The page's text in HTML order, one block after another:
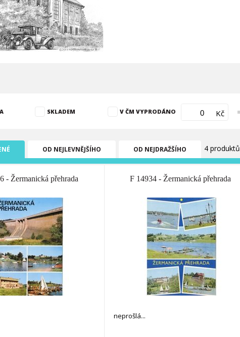
SKLADEM V ČM VYPRODÁNO Kč
OD NEJLEVNĚJŠÍHO OD NEJDRAŽŠÍHO 4 produktů
- Žermanická přehrada F 14934 - Žermanická přehrada
neprošlá